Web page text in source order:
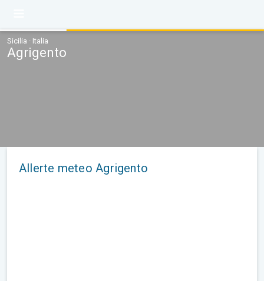
Sicilia · Italia
Agrigento
Allerte meteo Agrigento